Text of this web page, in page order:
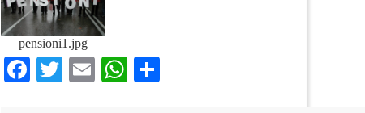
pensioni1.jpg
Facebook
TwitterEmailWhatsApp